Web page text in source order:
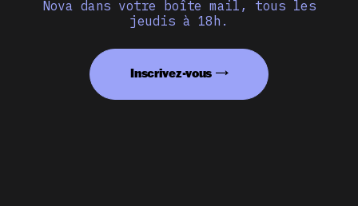
Nova dans votre boîte mail, tous les
jeudis à 18h.
Inscrivez-vous